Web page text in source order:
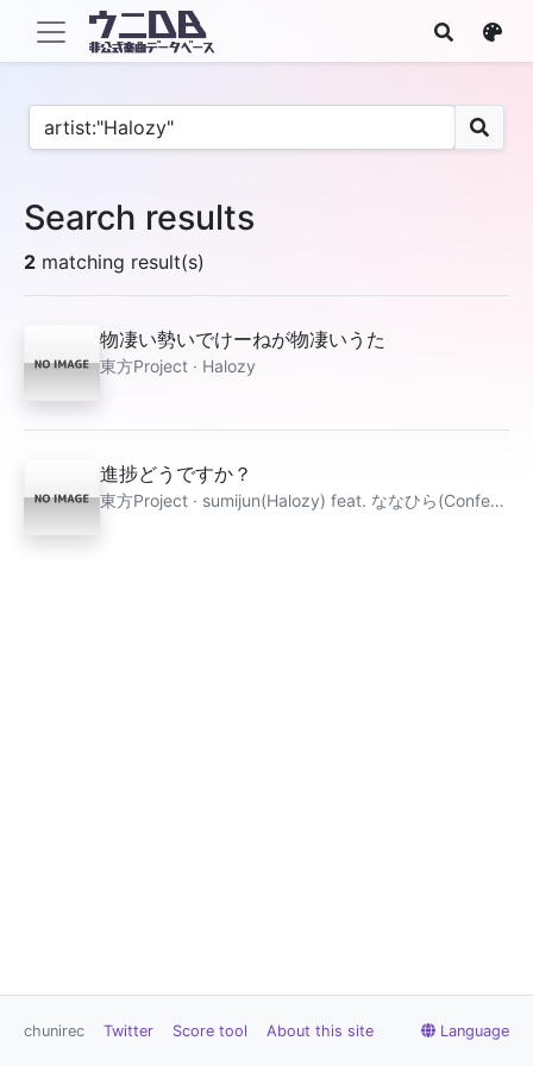
Search results
2 matching result(s)
物凄い勢いでけーねが物凄いうた
東方Project · Halozy
進捗どうですか？
東方Project · sumijun(Halozy) feat. ななひら(Confetto)
chunirec Twitter Score tool About this site Language